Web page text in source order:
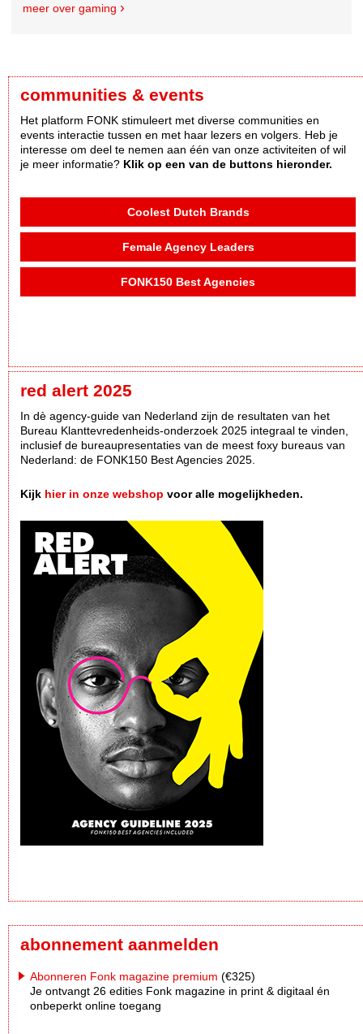
meer over gaming
communities & events
Het platform FONK stimuleert met diverse communities en
events interactie tussen en met haar lezers en volgers. Heb je
interesse om deel te nemen aan één van onze activiteiten of wil
je meer informatie? Klik op een van de buttons hieronder.
Coolest Dutch Brands
Female Agency Leaders
FONK150 Best Agencies
red alert 2025
In dè agency-guide van Nederland zijn de resultaten van het
Bureau Klanttevredenheids-onderzoek 2025 integraal te vinden,
inclusief de bureaupresentaties van de meest foxy bureaus van
Nederland: de FONK150 Best Agencies 2025.
Kijk hier in onze webshop voor alle mogelijkheden.
abonnement aanmelden
Abonneren Fonk magazine premium (€325)
Je ontvangt 26 edities Fonk magazine in print & digitaal én
onbeperkt online toegang